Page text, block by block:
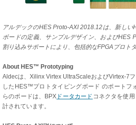
アルデックのHES Proto-AXI 2018.12は、新し
ボードの定義、サンプルデザイン、およびHES
割り込みサポートにより、包括的なFPGAプロト
About HES™ Prototyping
Aldecは、Xilinx Virtex UltraScaleおよびVirtex-7
した HES™プロトタイピングボード のポートフ
らのボードは、BPX ドータカード コネクタを使
計されています。